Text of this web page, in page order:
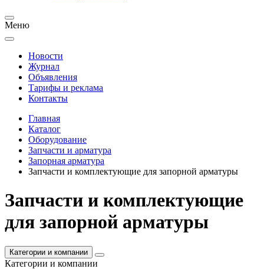
Меню
Новости
Журнал
Объявления
Тарифы и реклама
Контакты
Главная
Каталог
Оборудование
Запчасти и арматура
Запорная арматура
Запчасти и комплектующие для запорной арматуры
Запчасти и комплектующие
для запорной арматуры
Категории и компании
Категории и компании